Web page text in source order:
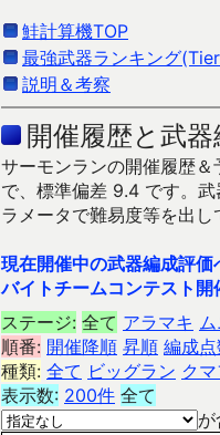
鮭計算機TOP
最強武器ランキング
説明＆考察
開催履歴と武
サーモンランの開催履歴
で、標準偏差 9.4 です。
ラメータで難易度等を出
現在開催中の武器編成評価
バイトチームコンテスト開
ステージ: 全て アラマキ
順番: 開催降順 昇順 編成
種類: 全て ビッグラン ク
表示数: 200件 全て
が